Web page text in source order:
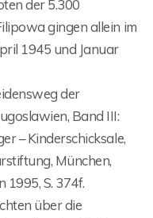
der 5.300
gingen allein im
1945 und Januar
der
Band III:
– Kinderschicksale,
München,
1995, S. 374f.
über die